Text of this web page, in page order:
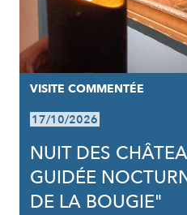
VISITE COMMENTÉE
17/10/2026
NUIT DES
GUIDÉE
DE LA BOUGIE"